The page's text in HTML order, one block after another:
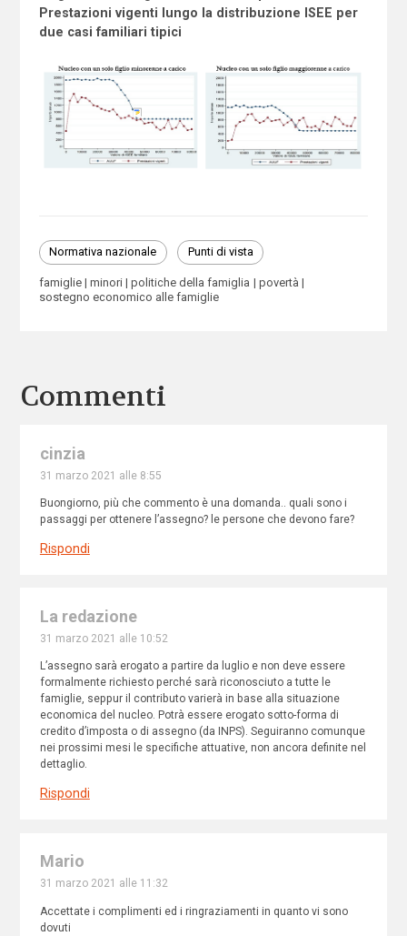
Prestazioni vigenti lungo la distribuzione SEE per
due casi familiari tipici
Normativa nazionale Punti di vista
famiglie minori politiche della famiglia
povertà
sostegno economico alle famiglie
Commenti
cinzia
31 marzo 2021 alle 8:55
Buongiorno, più che commento è una domanda.. quali sono i
passaggi per ottenere l’assegno? le persone che devono fare?
Rispondi
La redazione
31 marzo 2021 alle 10:52
L’assegno sarà erogato a partire da luglio e non deve essere
formalmente richiesto perché sarà riconosciuto a tutte le
famiglie, seppur il contributo varierà in base alla situazione
economica del nucleo. Potrà essere erogato sotto-forma di
credito d’imposta o di assegno (da INPS). Seguiranno comunque
nei prossimi mesi le specifiche attuative, non ancora definite nel
dettaglio.
Rispondi
Mario
31 marzo 2021 alle 11:32
Accettate i complimenti ed i ringraziamenti in quanto vi sono
dovuti